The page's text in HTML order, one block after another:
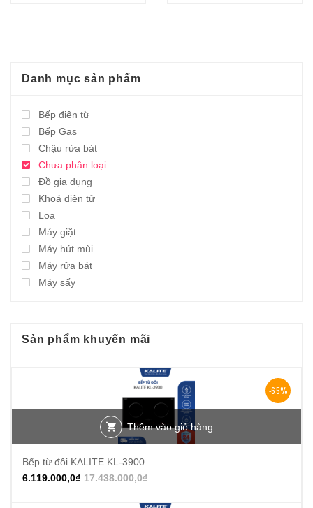
Danh mục sản phẩm
Bếp điện từ
Bếp Gas
Chậu rửa bát
Chưa phân loại
Đồ gia dụng
Khoá điện tử
Loa
Máy giặt
Máy hút mùi
Máy rửa bát
Máy sấy
Sản phẩm khuyến mãi
-65%
Thêm vào giỏ hàng
Bếp từ đôi KALITE KL-3900
17.438.000,0₫
6.119.000,0₫